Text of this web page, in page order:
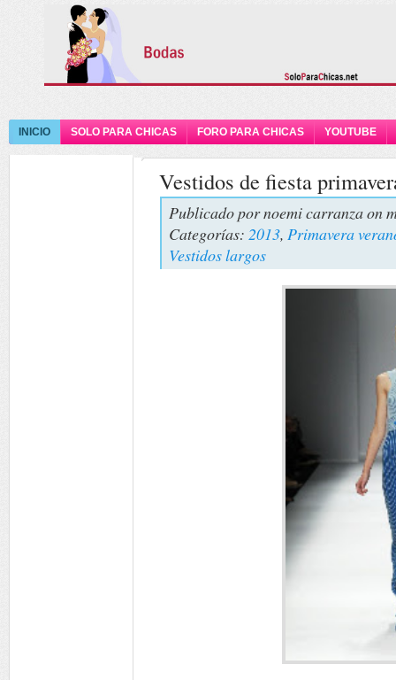
INICIO SOLO PARA CHICAS FORO PARA CHICAS YOUTUBE
Vestidos de fiesta
Publicado pornoemi carranzaon
Categorías: 2013, Primavera
Vestidos largos